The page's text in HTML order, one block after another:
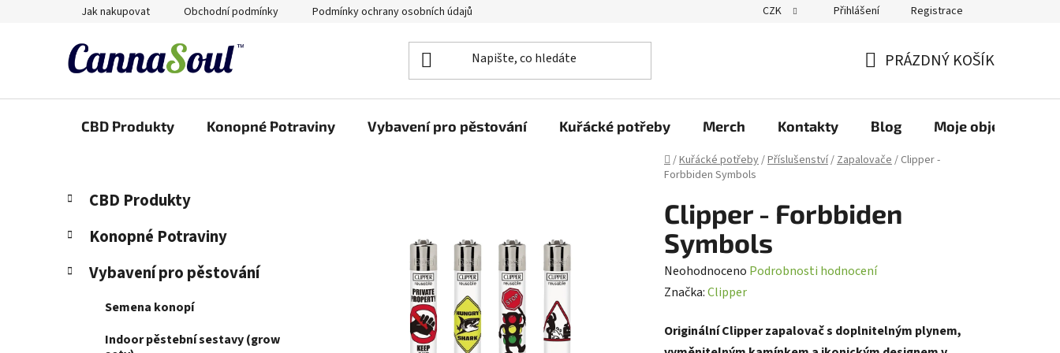
Jak nakupovat Obchodní podmínky Podmínky ochrany osobních údajů CZK Přihlášení Registrace
KOŠÍK
PRÁZDNÝ KOŠÍK
CBD Produkty Konopné Potraviny Vybavení pro pěstování Kuřácké potřeby Merch Kontakty Blog Moje objednávka
Domů
/Kuřácké potřeby/Příslušenství/Zapalovače/ Clipper -
Forbbiden Symbols
P
s
r
Přeskočit
kategorie
K
a
e
o
CBD Produkty
Konopné Potraviny
Vybavení pro pěstování
Semena konopí
Indoor pěstební sestavy (grow
Clipper - Forbbiden
Symbols
Průměrné
hodnocení
je
Neohodnoceno Podrobnosti hodnocení
Značka:Clipper
Originální Clipper zapalovač s doplnitelným plynem,